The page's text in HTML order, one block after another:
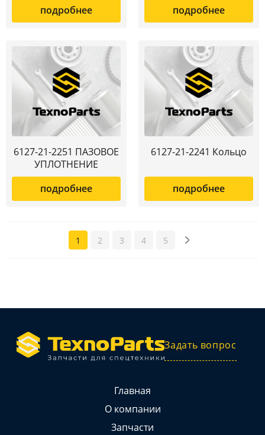
подробнее
подробнее
6127-21-2251 ПАЗОВОЕ
УПЛОТНЕНИЕ
подробнее
6127-21-2241 Кольцо
подробнее
1 2 3 4 5
Задать вопрос
Главная
О компании
Запчасти